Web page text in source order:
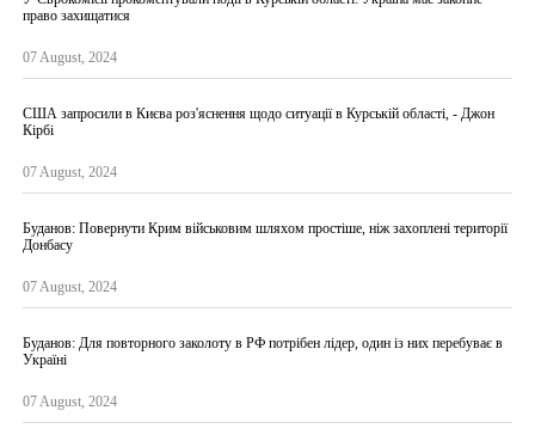
право захищатися
07 August, 2024
США запросили в Києва роз'яснення щодо ситуації в Курській області, - Джон
Кірбі
07 August, 2024
Буданов: Повернути Крим військовим шляхом простіше, ніж захоплені території
Донбасу
07 August, 2024
Буданов: Для повторного заколоту в РФ потрібен лідер, один із них перебуває в
Україні
07 August, 2024